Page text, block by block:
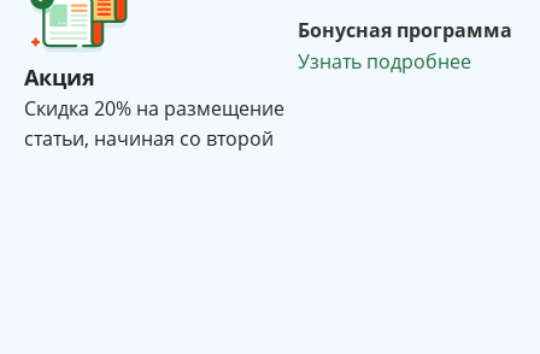
Акция
Cкидка 20% на размещение
статьи, начиная со второй
Бонусная программа
Узнать подробнее